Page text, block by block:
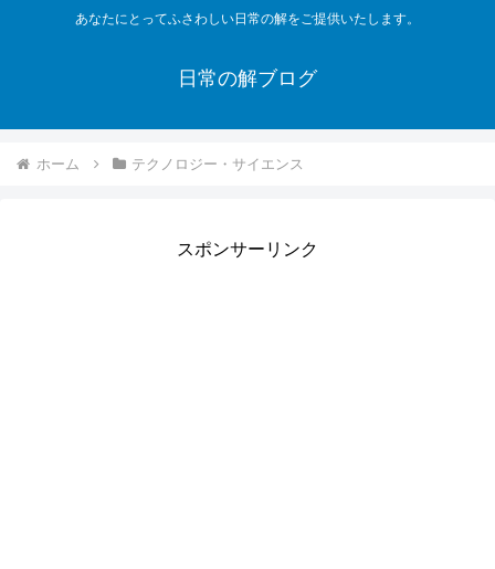
あなたにとってふさわしい日常の解をご提供いたします。
日常の解ブログ
ホーム テクノロジー・サイエンス
スポンサーリンク